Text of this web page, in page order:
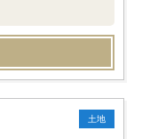
土地